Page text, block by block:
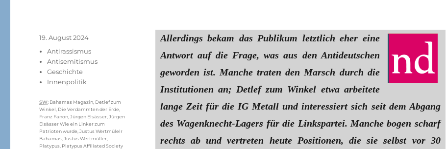
Allerdings bekam das Publikum letztlich eher eine
Antwort auf die Frage, was aus den Antideutschen
geworden ist. Manche traten den Marsch durch die
Institutionen an; Detlef zum Winkel etwa arbeitete
lange Zeit für die IG Metall und interessiert sich seit dem Abgang
des Wagenknecht-Lagers für die Linkspartei. Manche bogen scharf
rechts ab und vertreten heute Positionen, die sie selbst vor 30
Veröffentlicht
19. August 2024
Kategorien
Antirassismus
Antisemitismus
Geschichte
Innenpolitik
Schlagwörter
SW: Bahamas Magazin Detlef zum
Winkel Die Verdammten der Erde
Franz Fanon ,Jürgen Elsässer ,Jürgen
Elsässer Wie ein Linker zum
Patrioten wurde ,Justus Wertmülelr
Bahamas ,Justus Wertmüller
Platypus Platypus Affiliated Society